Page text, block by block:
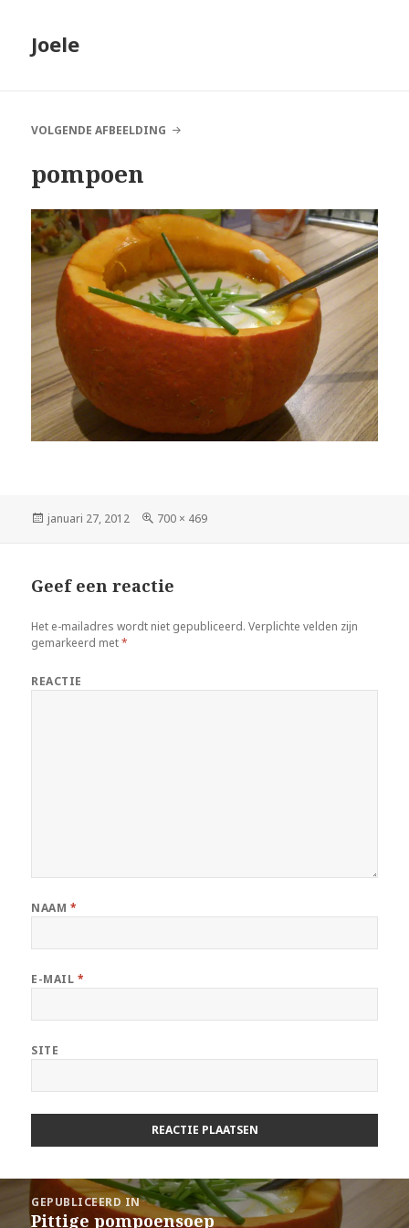
Joele
VOLGENDE AFBEELDING
pompoen
Geplaatst
januari 27, 2012
Volledige
700 × 469
Geef een reactie
Het e-mailadres wordt niet gepubliceerd. Verplichte velden zijn
gemarkeerd met*
REACTIE
NAAM *
E-MAIL *
SITE
Berichtnavigatie
GEPUBLICEERD IN
Pittige pompoensoep